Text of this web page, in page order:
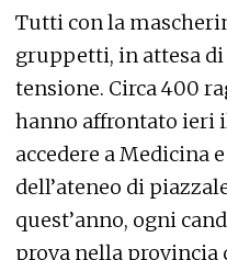
Tutti con la
gruppetti, in attesa
tensione. Circa 400
hanno affrontato ieri
accedere a Medicina
dell’ateneo di
quest’anno, ogni
prova nella provincia